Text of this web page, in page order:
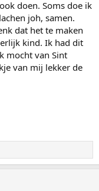
doen. Soms doe ik
joh, samen.
dat het te maken
kind. Ik had dit
mocht van Sint
van mij lekker de